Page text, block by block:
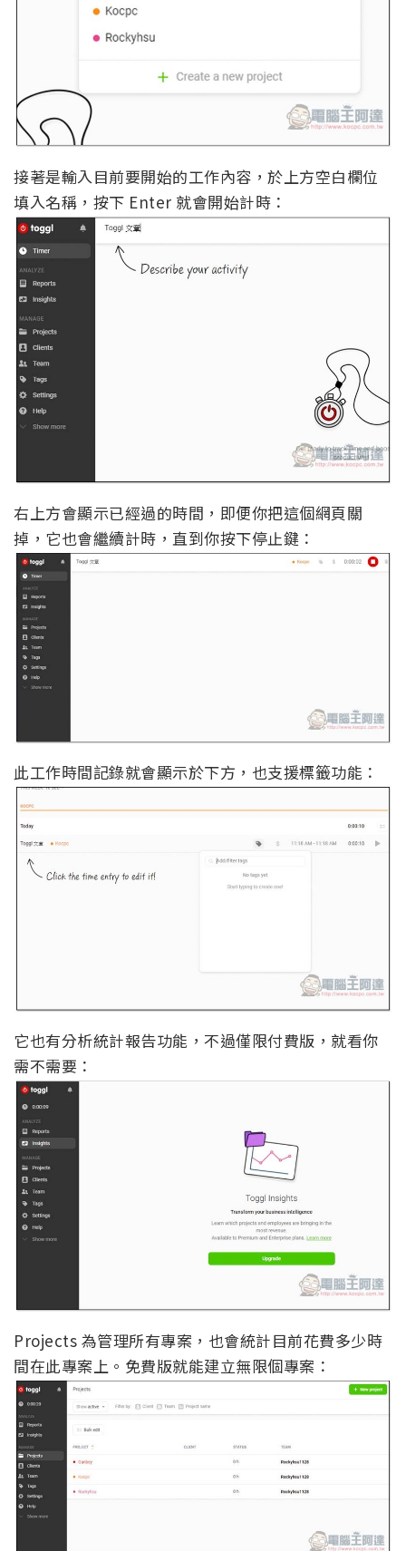
接著是輸入目前要開始的工作內容，於上方空白欄位
填入名稱，按下 Enter 就會開始計時：
右上方會顯示已經過的時間，即便你把這個網頁關
掉，它也會繼續計時，直到你按下停止鍵：
此工作時間記錄就會顯示於下方，也支援標籤功能：
它也有分析統計報告功能，不過僅限付費版，就看你
需不需要：
Projects 為管理所有專案，也會統計目前花費多少時
間在此專案上。免費版就能建立無限個專案：